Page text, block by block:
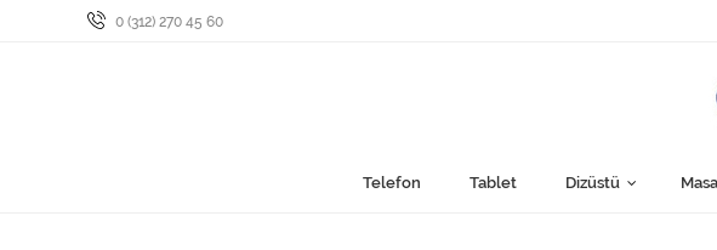
0 (312) 270 45 60
Telefon Tablet Dizüstü